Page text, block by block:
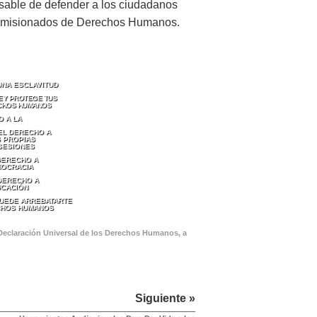
de defender a los ciudadanos
de Derechos Humanos.
ESCLAVITUD
PROTEGE TUS
HUMANOS
A LA
DERECHO A
PROPIAS
A
A
ARREBATARTE
HUMANOS
Universal de los Derechos Humanos, a
Siguiente »